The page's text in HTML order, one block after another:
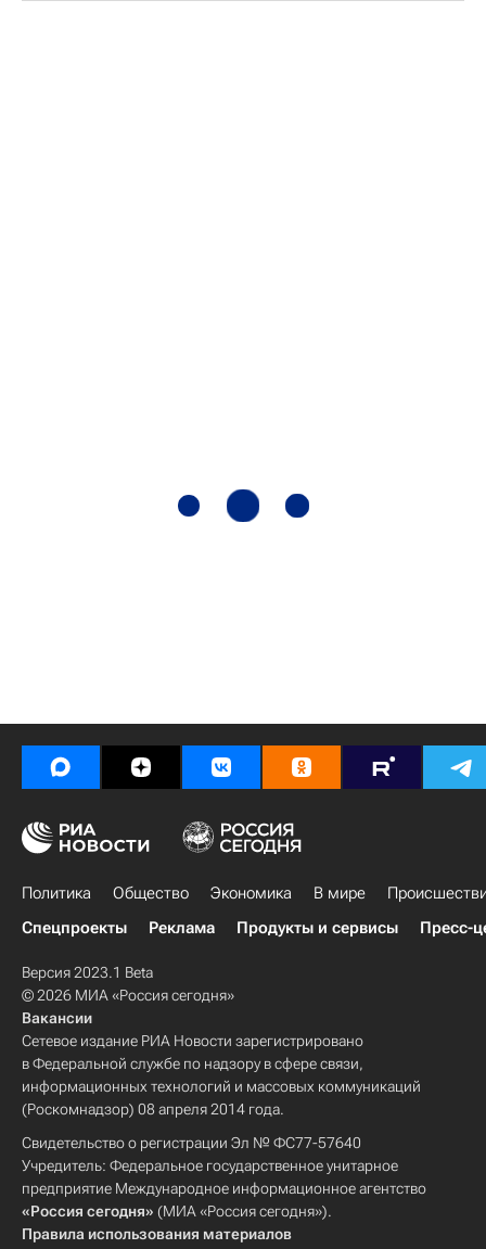
Политика Общество Экономика В мире
Спецпроекты
Реклама Продукты и сервисы Пресс-
Версия 2023.1 Beta
© 2026 МИА «Россия сегодня»
Вакансии
Сетевое издание РИА Новости зарегистрировано
в Федеральной службе по надзору в сфере связи,
информационных технологий и массовых коммуникаций
(Роскомнадзор) 08 апреля 2014 года.
Свидетельство о регистрации Эл № ФС77-57640
Учредитель: Федеральное государственное унитарное
предприятие Международное информационное агентство
«Россия сегодня» (МИА «Россия сегодня»).
Правила использования материалов